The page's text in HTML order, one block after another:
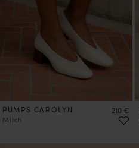
PUMPS CAROLYN
Milch
Preis
210 €